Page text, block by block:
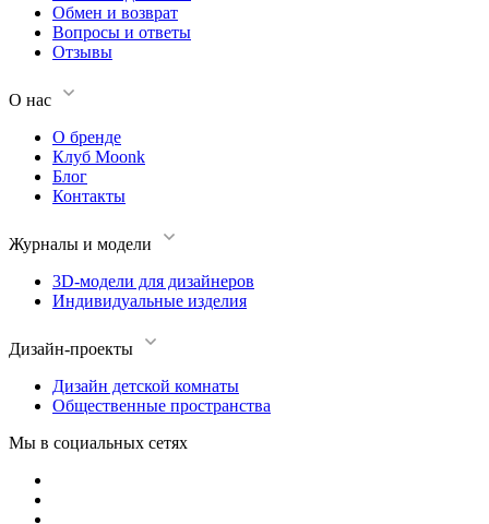
Обмен и возврат
Вопросы и ответы
Отзывы
О нас
О бренде
Клуб Moonk
Блог
Контакты
Журналы и модели
3D-модели для дизайнеров
Индивидуальные изделия
Дизайн-проекты
Дизайн детской комнаты
Общественные пространства
Мы в социальных сетях